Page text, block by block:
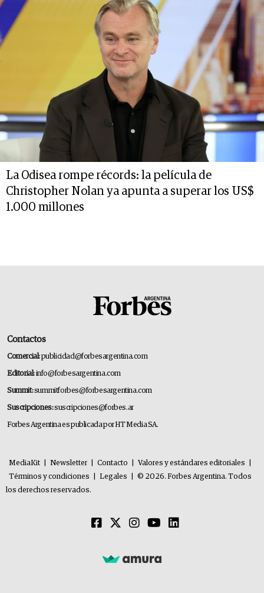
La Odisea rompe récords: la película de
Christopher Nolan ya apunta a superar los US$
1.000 millones
Contactos
Comercial:publicidad@forbesargentina.com
Editorial:info@forbesargentina.com
Summit:summitforbes@forbesargentina.com
Suscripciones:suscripciones@forbes.ar
Forbes Argentina es publicada por HT Media SA.
MediaKit Newsletter Contacto Valores y estándares editoriales
Términos y condiciones
Legales
© 2026. Forbes Argentina. Todos
los derechos reservados.